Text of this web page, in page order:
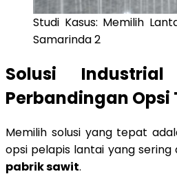
Studi Kasus: Memilih
Samarinda 2
Solusi
Perbandingan Opsi
Memilih solusi yang tepat
opsi pelapis lantai yang
pabrik sawit.